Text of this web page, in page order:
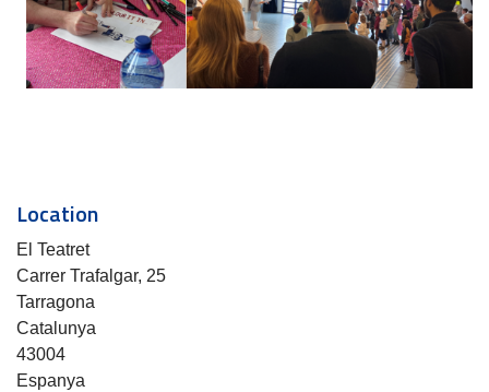
Location
El Teatret
Carrer Trafalgar, 25
Tarragona
Catalunya
43004
Espanya